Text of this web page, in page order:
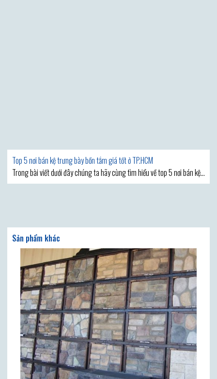
Top 5 nơi bán kệ trưng bày bồn tắm giá tốt ở TP.HCM
Trong bài viết dưới đây chúng ta hãy cùng tìm hiểu về top 5 nơi bán kệ
trưng bày bồn tắm giá tốt ở TP HCM được khách hàng đánh giá cao và
Sản phẩm khác